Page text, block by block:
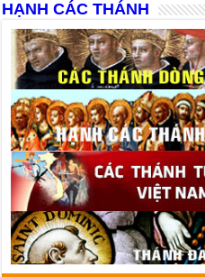
HẠNH CÁC THÁNH